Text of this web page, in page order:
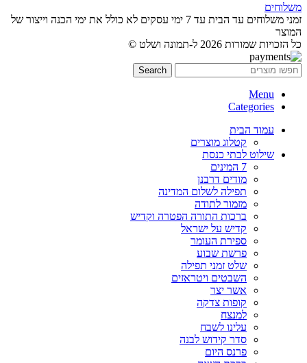
משלוחים
זמני משלוחים עד הבית עד 7 ימי עסקים לא כולל את ימי הכנה וייצור של
המוצר
כל הזכויות שמורות 2026 ל-תמונה ושלט ©
Search
Menu
Categories
עמוד הבית
קטלוג מוצרים
שילוט לבתי כנסת
7 המינים
מודים דרבנן
תפילה לשלום המדינה
מזמור לתודה
ברכות התורה הפטרה וקדיש
קדיש על ישראל
ספירת העומר
פרשת שבוע
שלט זמני תפילה
השבטים ויטראזים
אשר יצר
קופות צדקה
למנצח
עלינו לשבח
סדר קידוש לבנה
פרנס היום